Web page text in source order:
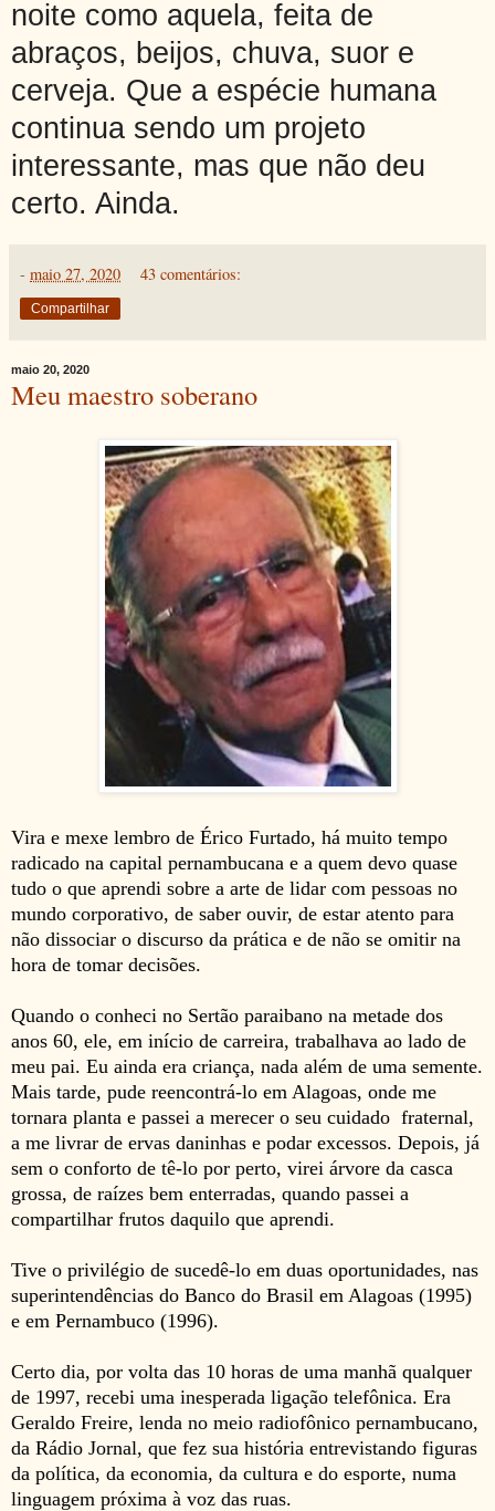
noite como aquela, feita de
abraços, beijos, chuva, suor e
cerveja. Que a espécie humana
continua sendo um projeto
interessante, mas que não deu
certo. Ainda.
- maio 27, 2020 43 comentários:
Compartilhar
maio 20, 2020
Meu maestro soberano
Vira e mexe lembro de Érico Furtado, há muito tempo
radicado na capital pernambucana e a quem devo quase
tudo o que aprendi sobre a arte de lidar com pessoas no
mundo corporativo, de saber ouvir, de estar atento para
não dissociar o discurso da prática e de não se omitir na
hora de tomar decisões.
Quando o conheci no Sertão paraibano na metade dos
anos 60, ele, em início de carreira, trabalhava ao lado de
meu pai. Eu ainda era criança, nada além de uma semente.
Mais tarde, pude reencontrá-lo em Alagoas, onde me
tornara planta e passei a merecer o seu cuidado fraternal,
a me livrar de ervas daninhas e podar excessos. Depois, já
sem o conforto de tê-lo por perto, virei árvore da casca
grossa, de raízes bem enterradas, quando passei a
compartilhar frutos daquilo que aprendi.
Tive o privilégio de sucedê-lo em duas oportunidades, nas
superintendências do Banco do Brasil em Alagoas (1995)
e em Pernambuco (1996).
Certo dia, por volta das 10 horas de uma manhã qualquer
de 1997, recebi uma inesperada ligação telefônica. Era
Geraldo Freire, lenda no meio radiofônico pernambucano,
da Rádio Jornal, que fez sua história entrevistando figuras
da política, da economia, da cultura e do esporte, numa
linguagem próxima à voz das ruas.